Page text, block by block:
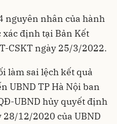
nguyên nhân của hành
định tại Bản Kết
CSKT ngày 25/3/2022.
làm sai lệch kết quả
UBND TP Hà Nội ban
UBND hủy quyết định
28/12/2020 của UBND